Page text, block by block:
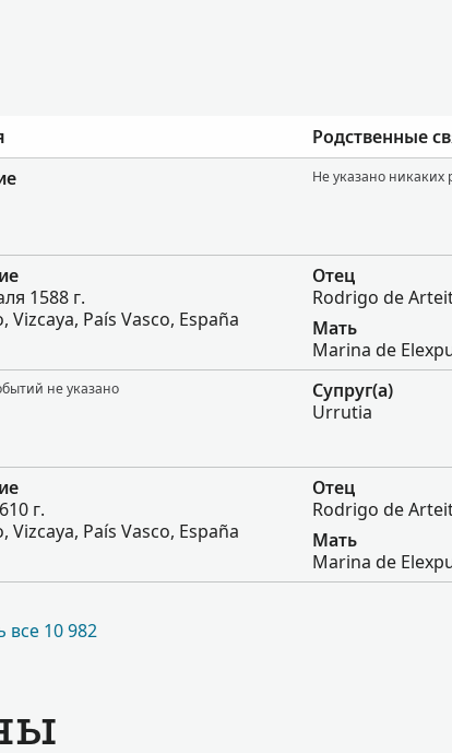
Родственные
Не указано никаких
1588 г.
Vizcaya, País Vasco, España
Отец
Rodrigo de
Мать
Marina de
не указано
Супруг(а)
Urrutia
г.
Vizcaya, País Vasco, España
Отец
Rodrigo de
Мать
Marina de
все 10 982